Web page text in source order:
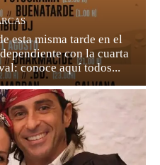
esta misma tarde en el
con la cuarta
conoce aquí todos...